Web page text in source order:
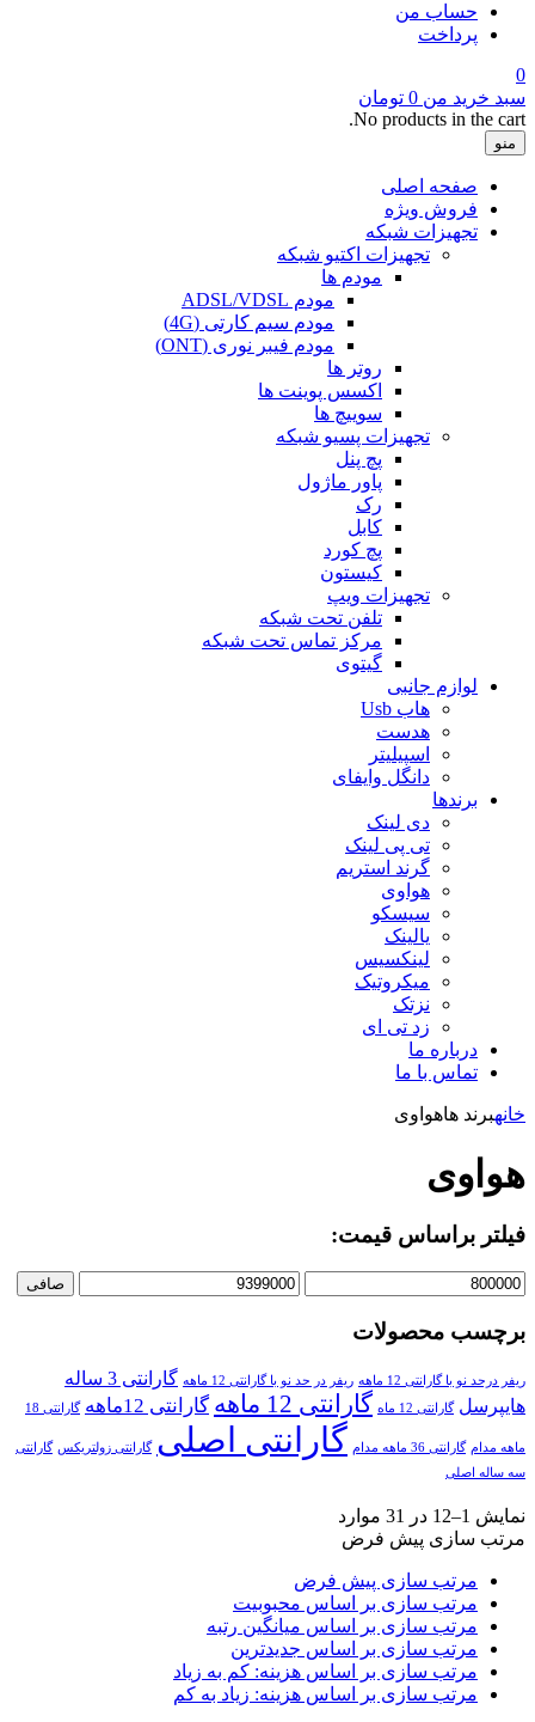
حساب من
پرداخت
0
سبد خرید من 0 تومان
No products in the cart.
منو
صفحه اصلی
فروش ویژه
تجهیزات شبکه
تجهیزات اکتیو شبکه
مودم ها
مودم ADSL/VDSL
مودم سیم کارتی (4G)
مودم فیبر نوری (ONT)
روتر ها
اکسس پوینت ها
سوییچ ها
تجهیزات پسیو شبکه
پچ پنل
پاور ماژول
رک
کابل
پچ کورد
کیستون
تجهیزات ویپ
تلفن تحت شبکه
مرکز تماس تحت شبکه
گیتوی
لوازم جانبی
هاب Usb
هدست
اسپیلیتر
دانگل وایفای
برندها
دی لینک
تی پی لینک
گرند استریم
هواوی
سیسکو
یالینک
لینکسیس
میکروتیک
نزتک
زد تی ای
درباره ما
تماس با ما
خانهبرند هاهواوی
هواوی
فیلتر براساس قیمت:
صافی
برچسب محصولات
ریفر درحد نو با گارانتی 12 ماهه ریفر در حد نو با گارانتی 12 ماهه
گارانتی 3 ساله
هایپرسل گارانتی 12 ماه گارانتی 12 ماهه گارانتی 12ماهه گارانتی 18
ماهه مدام گارانتی 36 ماهه مدام گارانتی اصلی گارانتی زولتریکس گارانتی
سه ساله اصلی
نمایش 1–12 در 31 موارد
مرتب سازی پیش فرض
مرتب سازی پیش فرض
مرتب سازی بر اساس محبوبیت
مرتب سازی بر اساس میانگین رتبه
مرتب سازی بر اساس جدیدترین
مرتب سازی بر اساس هزینه: کم به زیاد
مرتب سازی بر اساس هزینه: زیاد به کم